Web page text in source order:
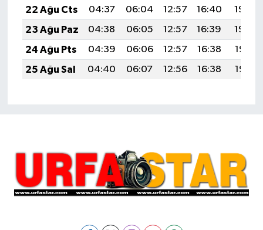
22 Ağu Cts
04:37 06:04 12:57 16:40
19:40
23 Ağu Paz
04:38 06:05 12:57 16:39
19:39
24 Ağu Pts
04:39 06:06 12:57 16:38
19:38
25 Ağu Sal
04:40 06:07 12:56 16:38 19:36